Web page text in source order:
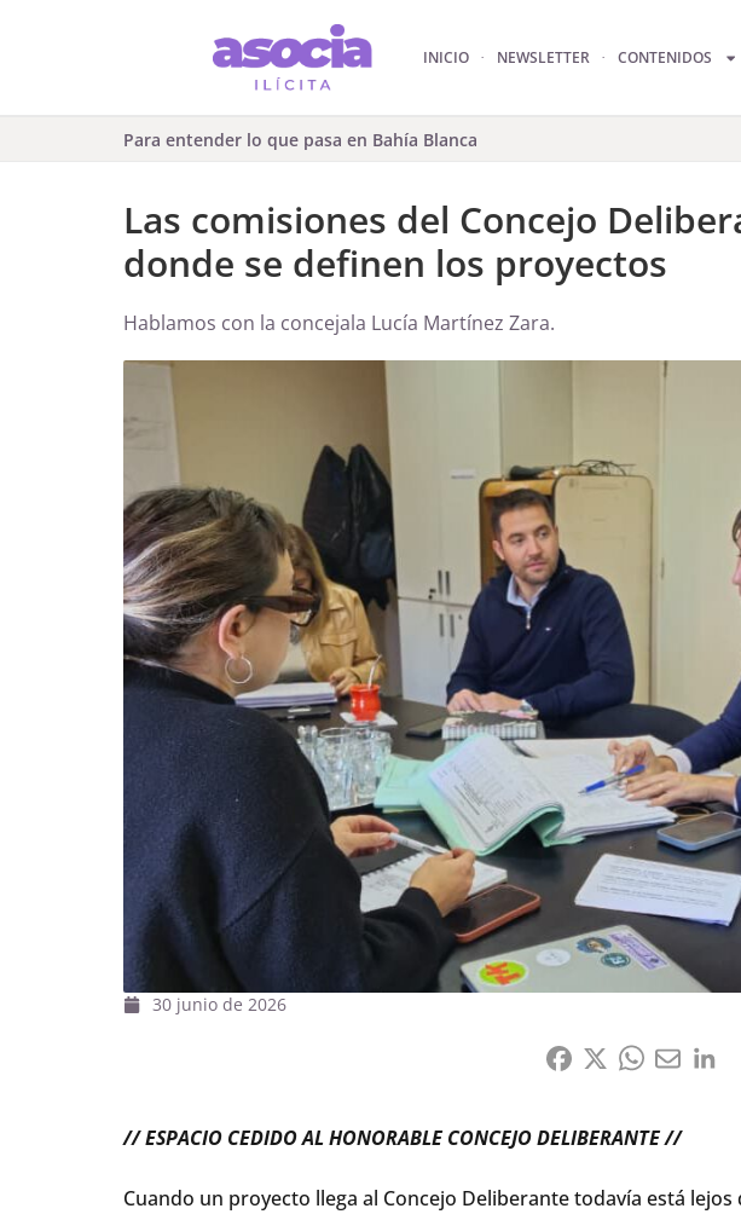
INICIO NEWSLETTER CONTENIDOS
Para entender lo que pasa en Bahía Blanca
Las comisiones del Concejo
donde se definen los proyectos
Hablamos con la concejala Lucía Martínez Zara.
30 junio de 2026
// ESPACIO CEDIDO AL HONORABLE CONCEJO DELIBERANTE //
Cuando un proyecto llega al Concejo Deliberante todavía está